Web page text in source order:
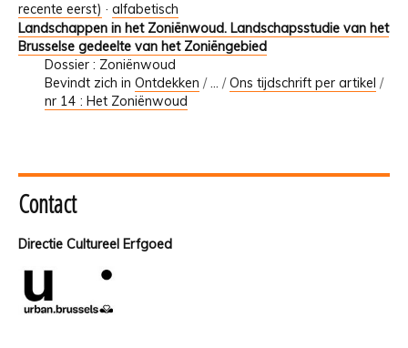
recente eerst) · alfabetisch
Landschappen in het Zoniënwoud. Landschapsstudie van het
Brusselse gedeelte van het Zoniëngebied
Dossier : Zoniënwoud
Bevindt zich in Ontdekken /… /Ons tijdschrift per artikel /
nr 14 : Het Zoniënwoud
Contact
Directie Cultureel Erfgoed